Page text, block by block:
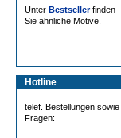
Unter Bestsellerfinden
Sie ähnliche Motive.
Hotline
telef. Bestellungen sowie
Fragen: